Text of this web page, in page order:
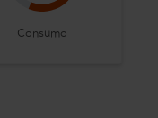
Consumo